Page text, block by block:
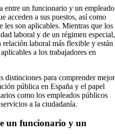
entre un funcionario y un empleado
acceden a sus puestos, así como
les son aplicables. Mientras que los
laboral y de un régimen especial,
laboral más flexible y están
a los trabajadores en
distinciones para comprender mejor
pública en España y el papel
como los empleados públicos
a la ciudadanía.
un funcionario y un